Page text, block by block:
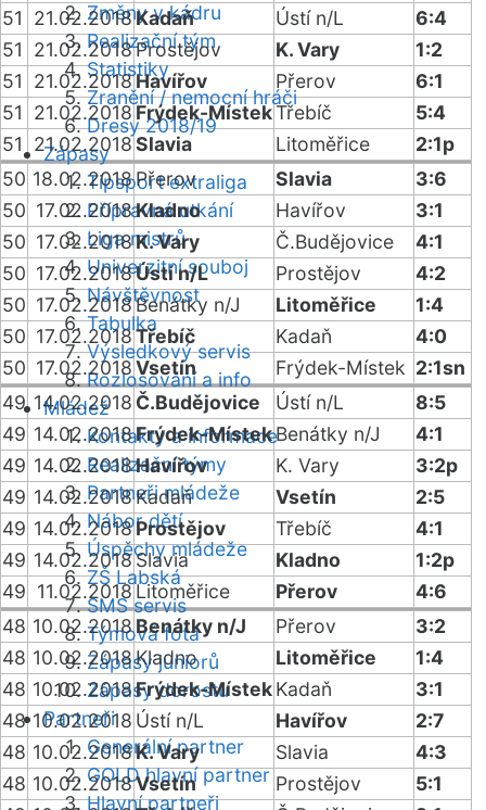
Změny v kádru
Realizační tým
Statistiky
Zranění / nemocní hráči
Dresy 2018/19
Zápasy
Tipsport extraliga
Přípravná utkání
Liga mistrů
Univerzitní souboj
Návštěvnost
Tabulka
Výsledkový servis
Rozlosování a info
Mládež
Kontakty a informace
Realizační týmy
Partneři mládeže
Nábor dětí
Úspěchy mládeže
ZŠ Labská
SMS servis
Týmová fota
Zápasy juniorů
Zápasy dorostu
Partneři
Generální partner
GOLD hlavní partner
Hlavní partneři
51
21.02.2018Kadaň Ústí n/L
6:4
51
21.02.2018Prostějov K. Vary
1:2
51
21.02.2018Havířov Přerov
6:1
51
21.02.2018 Frýdek-MístekTřebíč
5:4
51
21.02.2018Slavia Litoměřice
2:1p
50 18.02.2018Přerov Slavia
3:6
50 17.02.2018Kladno Havířov
3:1
50 17.02.2018K. Vary Č.Budějovice
4:1
50 17.02.2018Ústí n/L Prostějov
4:2
50 17.02.2018Benátky n/J Litoměřice
1:4
50 17.02.2018Třebíč Kadaň
4:0
50 17.02.2018Vsetín Frýdek-Místek 2:1sn
49 14.02.2018 Č.Budějovice Ústí n/L
8:5
49 14.02.2018Frýdek-MístekBenátky n/J
4:1
49 14.02.2018Havířov K. Vary
3:2p
49 14.02.2018Kadaň Vsetín
2:5
49 14.02.2018Prostějov Třebíč
4:1
49 14.02.2018Slavia Kladno
1:2p
49 11.02.2018Litoměřice Přerov
4:6
48 10.02.2018Benátky n/J Přerov
3:2
48 10.02.2018Kladno Litoměřice
1:4
48 10.02.2018Frýdek-MístekKadaň
3:1
48 10.02.2018 Ústí n/L Havířov
2:7
48 10.02.2018K. Vary Slavia
4:3
48 10.02.2018Vsetín Prostějov
5:1